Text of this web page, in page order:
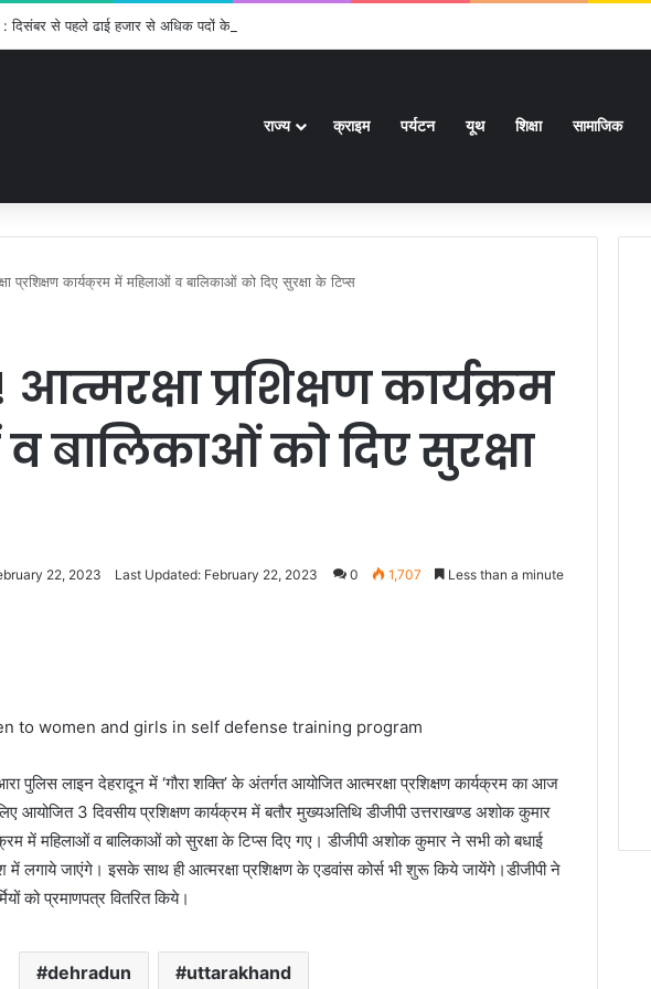
दिसंबर से पहले ढाई हजार से अधिक पदों के लिए भरे जाएंगे फार्म
राज्य क्राइम पर्यटन यूथ शिक्षा सामाजिक
प्रशिक्षण कार्यक्रम में महिलाओं व बालिकाओं को दिए सुरक्षा के टिप्स
आत्मरक्षा प्रशिक्षण कार्यक्रम
बालिकाओं को दिए सुरक्षा
22, 2023 Last Updated: February 22, 2023 0 1,707 Less than a minute
to women and girls in self defense training program
पुलिस लाइन देहरादून में ‘गौरा शक्ति’ के अंतर्गत आयोजित आत्मरक्षा प्रशिक्षण कार्यक्रम का आज
आयोजित 3 दिवसीय प्रशिक्षण कार्यक्रम में बतौर मुख्यअतिथि डीजीपी उत्तराखण्ड अशोक कुमार
में महिलाओं व बालिकाओं को सुरक्षा के टिप्स दिए गए। डीजीपी अशोक कुमार ने सभी को बधाई
लगाये जाएंगे। इसके साथ ही आत्मरक्षा प्रशिक्षण के एडवांस कोर्स भी शुरू किये जायेंगे।डीजीपी ने
को प्रमाणपत्र वितरित किये।
dehradun uttarakhand